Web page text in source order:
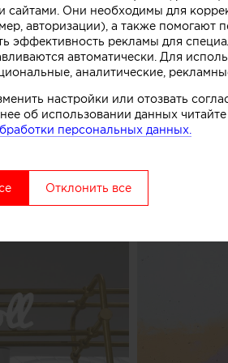
Технически замысел был
бетона. Логотип
символизирующих систему
точки выделяется среди
сосредоточить внимание
процессе, в основе которого
рассказывают авторы
сайтами. Они необходимы для
авторизации), а также помогают
эффективность рекламы для
автоматически. Для
аналитические,
настройки или отозвать
об использовании данных читайте
персональных данных.
Отклонить все